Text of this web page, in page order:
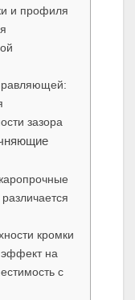
и профиля
зазора
кромки
на
с